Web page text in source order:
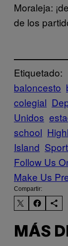
Moraleja:
de los
Etiquetado:
baloncesto
colegial
Unidos
school
Island
Follow Us
Make Us
Compartir:
MÁS